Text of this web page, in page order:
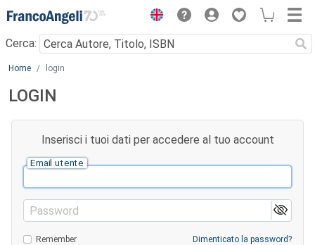
Menu
Cerca:
Main content
Home login
LOGIN
Inserisci i tuoi dati per accedere al tuo account
Email utente
Password
Remember Dimenticato la password?